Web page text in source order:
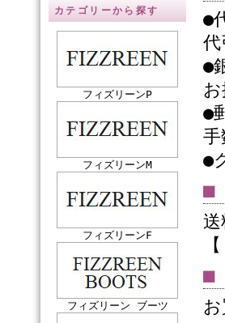
カテゴリーから探す
フィズリーンP
フィズリーンM
フィズリーンF
フィズリーン ブーツ
●
代
●
●
●
■
送
■